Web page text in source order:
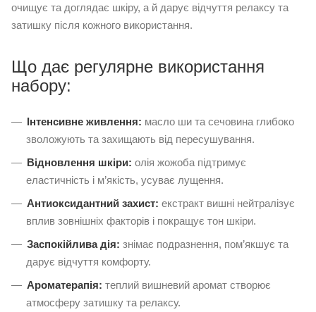
очищує та доглядає шкіру, а й дарує відчуття релаксу та
затишку після кожного використання.
Що дає регулярне використання
набору:
Інтенсивне живлення: масло ши та сечовина глибоко
зволожують та захищають від пересушування.
Відновлення шкіри: олія жожоба підтримує
еластичність і м’якість, усуває лущення.
Антиоксидантний захист: екстракт вишні нейтралізує
вплив зовнішніх факторів і покращує тон шкіри.
Заспокійлива дія: знімає подразнення, пом’якшує та
дарує відчуття комфорту.
Ароматерапія: теплий вишневий аромат створює
атмосферу затишку та релаксу.